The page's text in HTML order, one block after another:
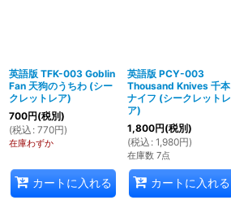
英語版 TFK-003 Goblin
Fan 天狗のうちわ (シー
クレットレア)
700円(税別)
(税込 : 770円)
在庫わずか
カートに入れる
英語版 PCY-003
Thousand Knives 千本
ナイフ (シークレットレ
ア)
1,800円(税別)
(税込 : 1,980円)
在庫数 7点
カートに入れる